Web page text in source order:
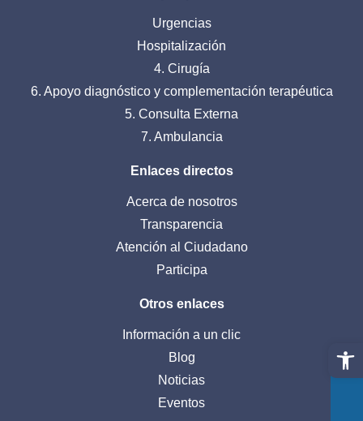
Abrir
Urgencias
Hospitalización
4. Cirugía
6. Apoyo diagnóstico y complementación terapéutica
5. Consulta Externa
7. Ambulancia
Enlaces directos
Acerca de nosotros
Transparencia
Atención al Ciudadano
Participa
Otros enlaces
Información a un clic
Blog
Noticias
Eventos